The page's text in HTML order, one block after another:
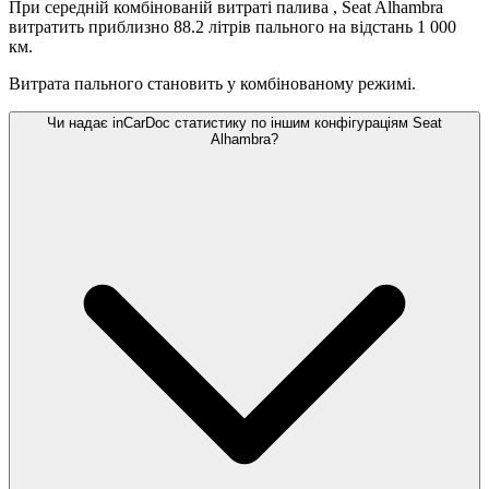
При середній комбінованій витраті палива , Seat Alhambra
витратить приблизно 88.2 літрів пального на відстань 1 000
км.
Витрата пального становить у комбінованому режимі.
Чи надає inCarDoc статистику по іншим конфігураціям Seat
Alhambra?